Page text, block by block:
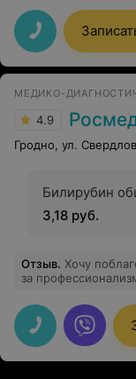
МЕДИКО-
4.9
Гродно, ул.
Билирубин
3,18 руб.
Отзыв. Хочу
за
Спасибо Вам!